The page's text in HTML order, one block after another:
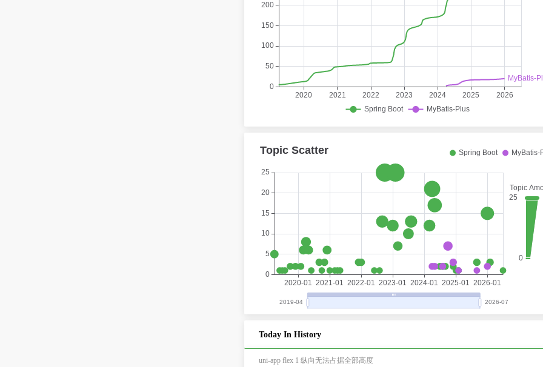
Today In History
uni-app flex 1 纵向无法占据全部高度